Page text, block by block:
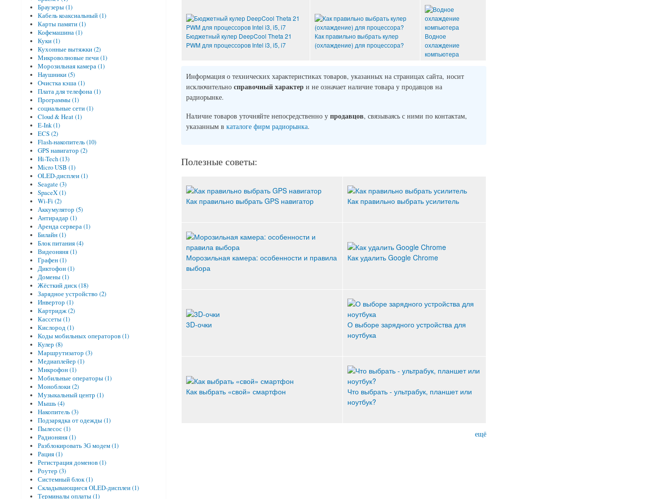
Бюджетный кулер DeepCool Theta 21
PWM для процессоров Intel i3, i5, i7
Как правильно выбрать кулер
(охлаждение) для процессора?
Водное
охлаждение
компьютера
Информация о технических характеристиках товаров, указанных на страницах сайта, носит
исключительно справочный характери не означает наличие товара у продавцов на
радиорынке.
Наличие товаров уточняйте непосредственно у продавцов, связываясь с ними по контактам,
указанным в каталоге фирм радиорынка.
Полезные советы:
Как правильно выбрать GPS навигатор Как правильно выбрать усилитель
Морозильная камера: особенности и правила
выбора
Как удалить Google Chrome
3D-очки
О выборе зарядного устройства для
ноутбука
Как выбрать «свой» смартфон
Что выбрать - ультрабук, планшет или
ноутбук?
ещё
Браузеры (1)
Кабель коаксиальный (1)
Карты памяти (1)
Кофемашина (1)
Куки (1)
Кухонные вытяжки (2)
Микроволновые печи (1)
Морозильная камера (1)
Наушники (5)
Очистка кэша (1)
Плата для телефона (1)
Программы (1)
социальные сети (1)
Cloud & Heat (1)
E-Ink (1)
ECS (2)
Flash-накопитель (10)
GPS навигатор (2)
Hi-Tech (13)
Micro USB (1)
OLED-дисплеи (1)
Seagate (3)
SpaceX (1)
Wi-Fi (2)
Аккумулятор (5)
Антирадар (1)
Аренда сервера (1)
Билайн (1)
Блок питания (4)
Видеоняня (1)
Графен (1)
Диктофон (1)
Домены (1)
Жёсткий диск (18)
Зарядное устройство (2)
Инвертор (1)
Картридж (2)
Кассеты (1)
Кислород (1)
Коды мобильных операторов (1)
Кулер (8)
Маршрутизатор (3)
Медиаплейер (1)
Микрофон (1)
Мобильные операторы (1)
Моноблоки (2)
Музыкальный центр (1)
Мышь (4)
Накопитель (3)
Подзарядка от одежды (1)
Пылесос (1)
Радионяня (1)
Разблокировать 3G модем (1)
Рация (1)
Регистрация доменов (1)
Роутер (3)
Системный блок (1)
Складывающиеся OLED-дисплеи (1)
Терминалы оплаты (1)